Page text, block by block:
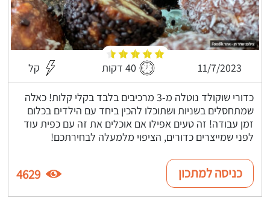
11/7/2023 40 דקות קל
כדורי שוקולד נוטלה מ-3 מרכיבים בלבד בקלי קלות! כאלה
שמתחסלים בשניות ושתוכלו להכין ביחד עם הילדים בכלום
זמן עבודה! זה טעים אפילו אם אוכלים את זה עם כפית עוד
לפני שמייצרים כדורים, הציפוי מלמעלה לבחירתכם!
כניסה למתכון 4629